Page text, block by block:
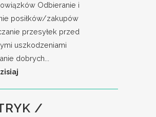
Odbieranie i
posiłków/zakupów
przesyłek przed
uszkodzeniami
dobrych...
/